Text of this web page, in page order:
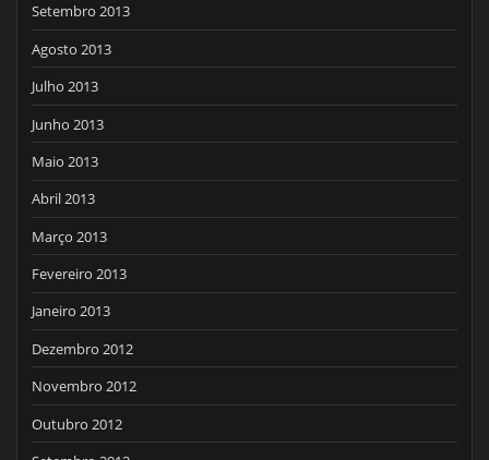
Setembro 2013
Agosto 2013
Julho 2013
Junho 2013
Maio 2013
Abril 2013
Março 2013
Fevereiro 2013
Janeiro 2013
Dezembro 2012
Novembro 2012
Outubro 2012